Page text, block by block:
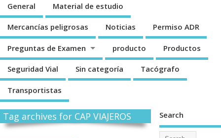
General Material de estudio
Mercancí­as peligrosas Noticias Permiso ADR
Preguntas de Examen producto Productos
Seguridad Vial Sin categorí­a Tacógrafo
Transportistas
Tag archives for CAP VIAJEROS Search